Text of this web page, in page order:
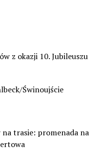
z okazji 10. Jubileuszu
Świnoujście
na trasie: promenada na